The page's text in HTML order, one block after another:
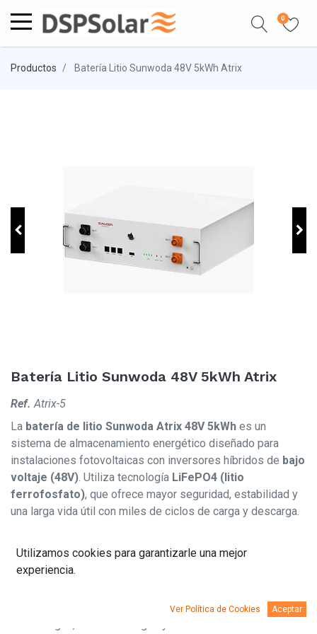
0
Productos Batería Litio Sunwoda 48V 5kWh Atrix
Batería Litio Sunwoda 48V 5kWh Atrix
Ref. Atrix-5
La batería de litio Sunwoda Atrix 48V 5kWh es un
sistema de almacenamiento energético diseñado para
instalaciones fotovoltaicas con inversores híbridos de bajo
voltaje (48V). Utiliza tecnología LiFePO4 (litio
ferrofosfato), que ofrece mayor seguridad, estabilidad y
una larga vida útil con miles de ciclos de carga y descarga.
sistemas de autoconsumo residencial que buscan
optimizar el uso de la energía solar y aumentar la
encargado de gestionar y proteger la batería frente a
Utilizamos cookies para garantizarle una mejor
experiencia.
Ver Política de Cookies Aceptar